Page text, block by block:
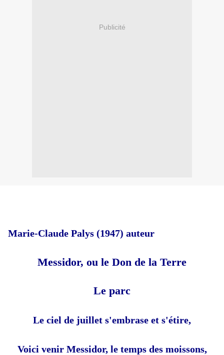
Publicité
Marie-Claude Palys (1947) auteur
Messidor, ou le Don de la Terre
Le parc
Le ciel de juillet s'embrase et s'étire,
Voici venir Messidor, le temps des moissons,